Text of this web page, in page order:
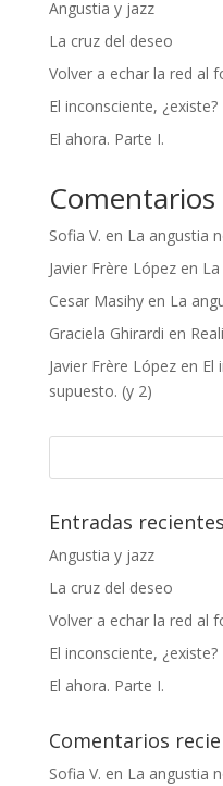
Angustia y jazz
La cruz del deseo
Volver a echar la red al
El inconsciente,
El ahora. Parte I.
Sofia V. en La angustia
Javier Frère Lópezen
Cesar Masihyen La
Graciela Ghirardi en
Javier Frère Lópezen El
supuesto. (y 2)
Entradas recientes
Angustia y jazz
La cruz del deseo
Volver a echar la red al
El inconsciente,
El ahora. Parte I.
Comentarios
Sofia V. en La angustia